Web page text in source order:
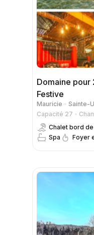
Domaine pour
Festive
Mauricie
Sainte-
Capacité 27
Chalet bord
Spa
Foyer